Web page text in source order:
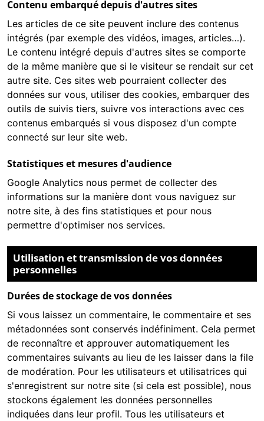
Contenu embarqué depuis d'autres sites
Les articles de ce site peuvent inclure des contenus
intégrés (par exemple des vidéos, images, articles…).
Le contenu intégré depuis d'autres sites se comporte
de la même manière que si le visiteur se rendait sur cet
autre site. Ces sites web pourraient collecter des
données sur vous, utiliser des cookies, embarquer des
outils de suivis tiers, suivre vos interactions avec ces
contenus embarqués si vous disposez d'un compte
connecté sur leur site web.
Statistiques et mesures d'audience
Google Analytics nous permet de collecter des
informations sur la manière dont vous naviguez sur
notre site, à des fins statistiques et pour nous
permettre d'optimiser nos services.
Utilisation et transmission de vos données
personnelles
Durées de stockage de vos données
Si vous laissez un commentaire, le commentaire et ses
métadonnées sont conservés indéfiniment. Cela permet
de reconnaître et approuver automatiquement les
commentaires suivants au lieu de les laisser dans la file
de modération. Pour les utilisateurs et utilisatrices qui
s'enregistrent sur notre site (si cela est possible), nous
stockons également les données personnelles
indiquées dans leur profil. Tous les utilisateurs et